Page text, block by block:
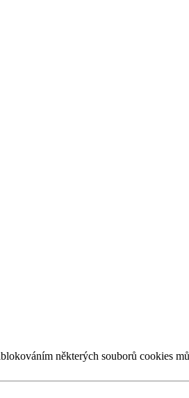
některých souborů cookies